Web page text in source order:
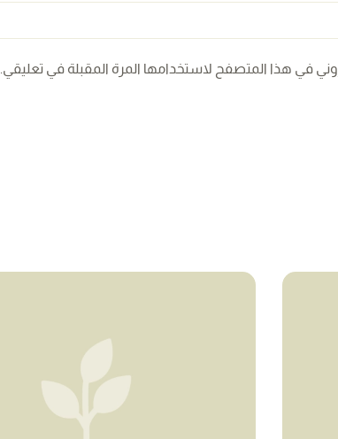
في هذا المتصفح لاستخدامها المرة المقبلة في تعليقي.